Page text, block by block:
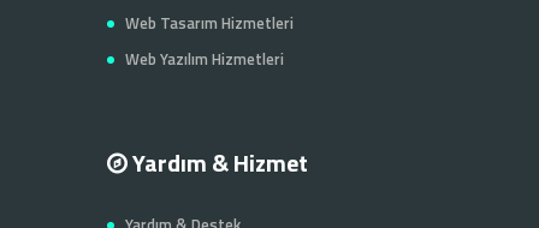
Web Tasarım Hizmetleri
Web Yazılım Hizmetleri
Yardım & Hizmet